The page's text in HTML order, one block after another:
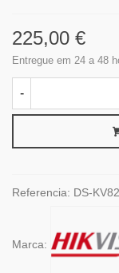
225,00 €
Entregue em 24 a 48
-
Referencia: DS-
Marca: